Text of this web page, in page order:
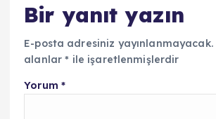
Bir yanıt yazın
E-posta adresiniz yayınlanmayacak.
alanlar* ile işaretlenmişlerdir
Yorum *